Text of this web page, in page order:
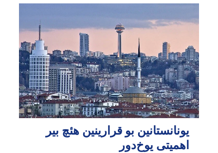
یونانستانین بو قرارینین هئچ بیر
اهمیتی یوخ‌دور